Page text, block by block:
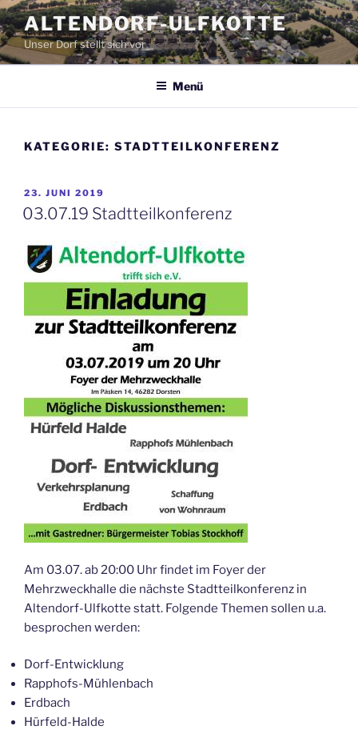
Zum
Inhalt
springen
ALTENDORF-ULFKOTTE
Unser Dorf stellt sich vor
Menü
KATEGORIE: STADTTEILKONFERENZ
VERÖFFENTLICHT
AM
23. JUNI 2019
03.07.19 Stadtteilkonferenz
Am 03.07. ab 20:00 Uhr findet im Foyer der
Mehrzweckhalle die nächste Stadtteilkonferenz in
Altendorf-Ulfkotte statt. Folgende Themen sollen u.a.
besprochen werden:
Dorf-Entwicklung
Rapphofs-Mühlenbach
Erdbach
Hürfeld-Halde